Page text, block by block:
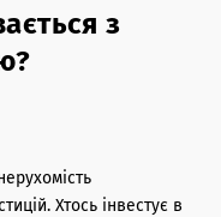
з
Хтось інвестує в